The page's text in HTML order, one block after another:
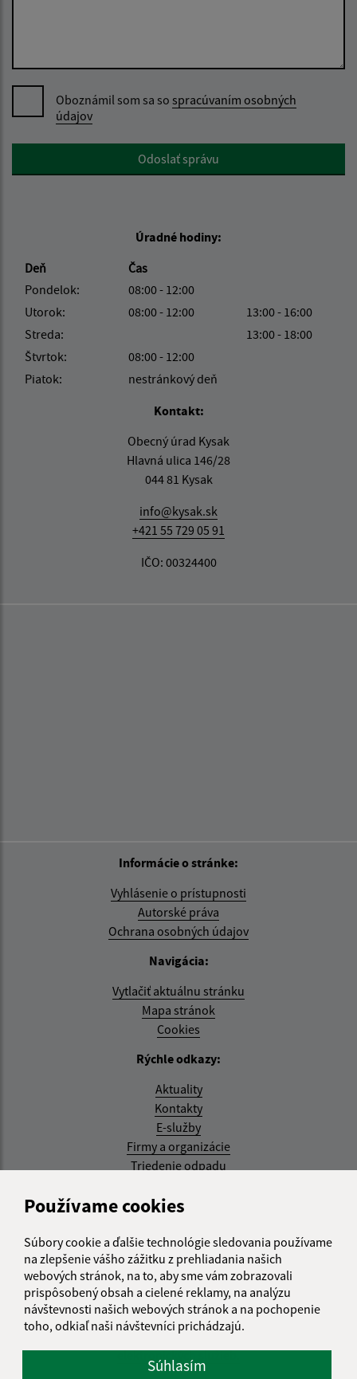
Používame cookies
Súbory cookie a ďalšie technológie sledovania používame
na zlepšenie vášho zážitku z prehliadania našich
webových stránok, na to, aby sme vám zobrazovali
prispôsobený obsah a cielené reklamy, na analýzu
návštevnosti našich webových stránok a na pochopenie
toho, odkiaľ naši návštevníci prichádzajú.
Súhlasím
Oboznámil som sa so spracúvaním osobných
údajov
Google reCaptcha ResponseOdoslať správu
Úradné hodiny:
Deň
Čas
Pondelok:
08:00 - 12:00
Utorok:
08:00 - 12:00
13:00 - 16:00
Streda:
13:00 - 18:00
Štvrtok:
08:00 - 12:00
Piatok:
nestránkový deň
Kontakt:
Obecný úrad Kysak
Hlavná ulica 146/28
044 81 Kysak
info@kysak.sk
+421 55 729 05 91
IČO: 00324400
Informácie o stránke:
Vyhlásenie o prístupnosti
Autorské práva
Ochrana osobných údajov
Navigácia:
Vytlačiť aktuálnu stránku
Mapa stránok
Cookies
Rýchle odkazy:
Aktuality
Kontakty
E-služby
Firmy a organizácie
Triedenie odpadu
Aktualizované:
RSS
Správca obsahu:
Správca obsahu je Obec Kysak.
Vytvorené v súlade sJednotným dizajn manuálom
elektronických služieb.